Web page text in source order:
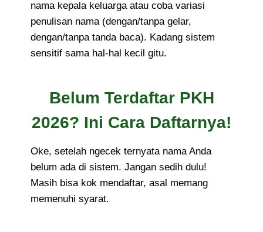
nama kepala keluarga atau coba variasi
penulisan nama (dengan/tanpa gelar,
dengan/tanpa tanda baca). Kadang sistem
sensitif sama hal-hal kecil gitu.
Belum Terdaftar PKH
2026? Ini Cara Daftarnya!
Oke, setelah ngecek ternyata nama Anda
belum ada di sistem. Jangan sedih dulu!
Masih bisa kok mendaftar, asal memang
memenuhi syarat.